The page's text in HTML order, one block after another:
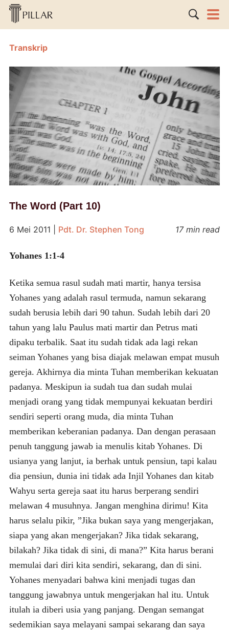
Transkrip
The Word (Part 10)
6 Mei 2011 Pdt. Dr. Stephen Tong 17 min read
Yohanes 1:1-4
Ketika semua rasul sudah mati martir, hanya tersisa
Yohanes yang adalah rasul termuda, namun sekarang
sudah berusia lebih dari 90 tahun. Sudah lebih dari 20
tahun yang lalu Paulus mati martir dan Petrus mati
dipaku terbalik. Saat itu sudah tidak ada lagi rekan
seiman Yohanes yang bisa diajak melawan empat musuh
gereja. Akhirnya dia minta Tuhan memberikan kekuatan
padanya. Meskipun ia sudah tua dan sudah mulai
menjadi orang yang tidak mempunyai kekuatan berdiri
sendiri seperti orang muda, dia minta Tuhan
memberikan keberanian padanya. Dan dengan perasaan
penuh tanggung jawab ia menulis kitab Yohanes. Di
usianya yang lanjut, ia berhak untuk pensiun, tapi kalau
dia pensiun, dunia ini tidak ada Injil Yohanes dan kitab
Wahyu serta gereja saat itu harus berperang sendiri
melawan 4 musuhnya. Jangan menghina dirimu! Kita
harus selalu pikir, ”Jika bukan saya yang mengerjakan,
siapa yang akan mengerjakan? Jika tidak sekarang,
bilakah? Jika tidak di sini, di mana?” Kita harus berani
memulai dari diri kita sendiri, sekarang, dan di sini.
Yohanes menyadari bahwa kini menjadi tugas dan
tanggung jawabnya untuk mengerjakan hal itu. Untuk
itulah ia diberi usia yang panjang. Dengan semangat
sedemikian saya melayani sampai sekarang dan saya